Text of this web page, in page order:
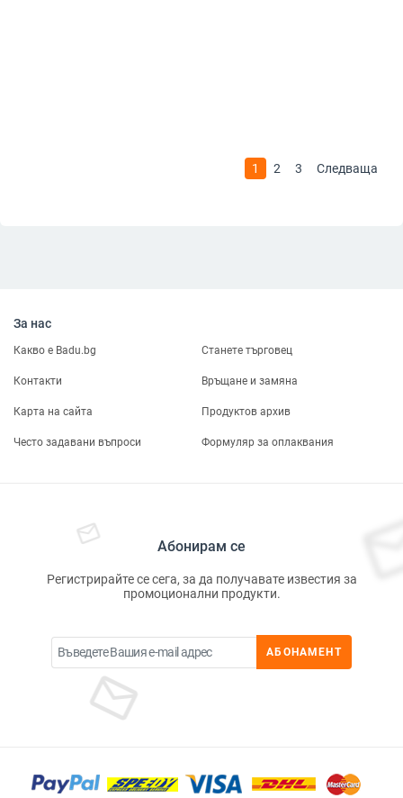
1 2 3 Следваща
За нас
Какво е Badu.bg Станете търговец
Контакти Връщане и замяна
Карта на сайта Продуктов архив
Често задавани въпроси Формуляр за оплаквания
Абонирам се
Регистрирайте се сега, за да получавате известия за
промоционални продукти.
АБОНАМЕНТ